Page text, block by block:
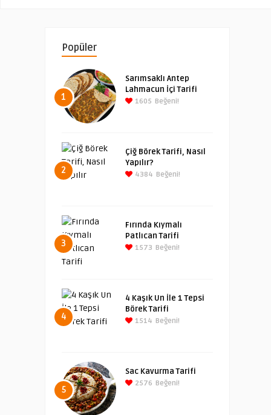
Popüler
1
Sarımsaklı Antep
Lahmacun İçi Tarifi
1605 Beğeni!
2
Çiğ Börek Tarifi, Nasıl
Yapılır?
4384 Beğeni!
3
Fırında Kıymalı
Patlıcan Tarifi
1573 Beğeni!
4
4 Kaşık Un İle 1 Tepsi
Börek Tarifi
1514 Beğeni!
5
Sac Kavurma Tarifi
2576 Beğeni!